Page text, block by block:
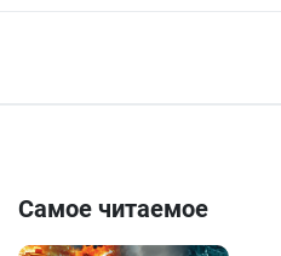
Самое читаемое